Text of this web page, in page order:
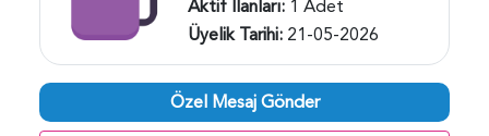
Aktif İlanları: 1 Adet
Üyelik Tarihi: 21-05-2026
Özel Mesaj Gönder